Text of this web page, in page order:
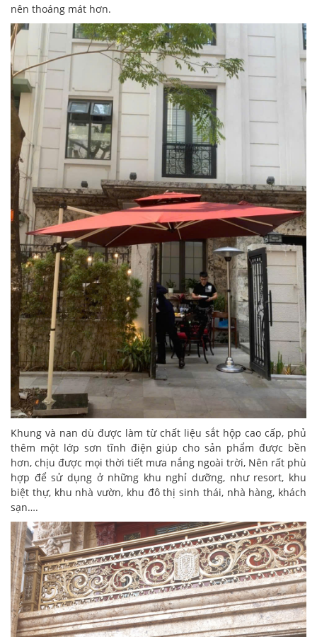
nên thoáng mát hơn.
Khung và nan dù được làm từ chất liệu sắt hộp cao cấp, phủ
thêm một lớp sơn tĩnh điện giúp cho sản phẩm được bền
hơn, chịu được mọi thời tiết mưa nắng ngoài trời, Nên rất phù
hợp để sử dụng ở những khu nghỉ dưỡng, như resort, khu
biệt thự, khu nhà vườn, khu đô thị sinh thái, nhà hàng, khách
sạn….